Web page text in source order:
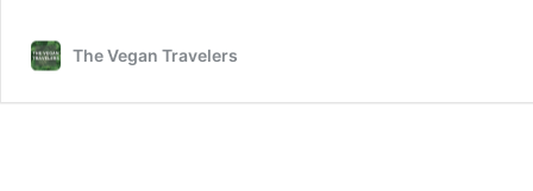
The Vegan Travelers